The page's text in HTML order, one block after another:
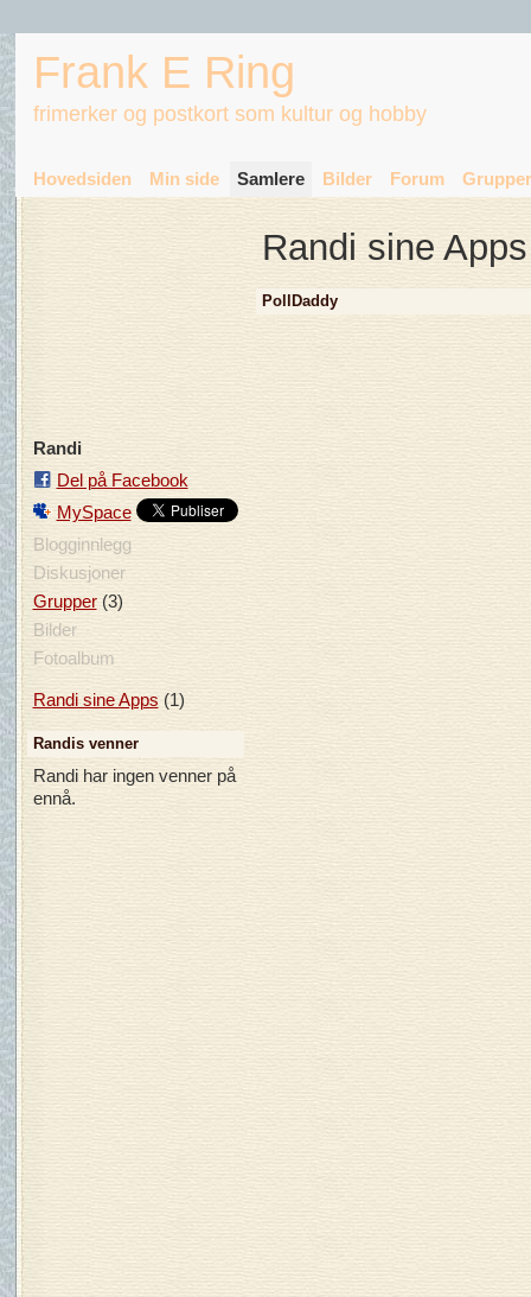
Frank E Ring
frimerker og postkort som kultur og hobby
Hovedsiden Min side Samlere Bilder Forum Grupper
Randi
Del på Facebook
MySpace
Blogginnlegg
Diskusjoner
Grupper(3)
Bilder
Fotoalbum
Randi sine Apps (1)
Randis venner
Randi har ingen venner på
ennå.
Randi sine Apps
PollDaddy